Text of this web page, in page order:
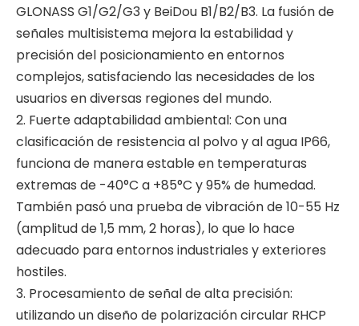
GLONASS G1/G2/G3 y BeiDou B1/B2/B3. La fusión de
señales multisistema mejora la estabilidad y
precisión del posicionamiento en entornos
complejos, satisfaciendo las necesidades de los
usuarios en diversas regiones del mundo.
2. Fuerte adaptabilidad ambiental: Con una
clasificación de resistencia al polvo y al agua IP66,
funciona de manera estable en temperaturas
extremas de -40°C a +85°C y 95% de humedad.
También pasó una prueba de vibración de 10-55 Hz
(amplitud de 1,5 mm, 2 horas), lo que lo hace
adecuado para entornos industriales y exteriores
hostiles.
3. Procesamiento de señal de alta precisión:
utilizando un diseño de polarización circular RHCP